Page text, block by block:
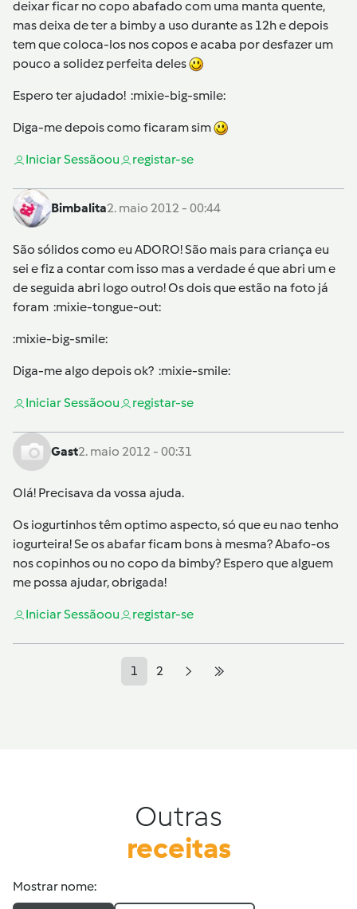
deixar ficar no copo abafado com uma manta quente,
mas deixa de ter a bimby a uso durante as 12h e depois
tem que coloca-los nos copos e acaba por desfazer um
pouco a solidez perfeita deles
Espero ter ajudado! :mixie-big-smile:
Diga-me depois como ficaram sim
Iniciar Sessãoou registar-se
Bimbalita2. maio 2012 - 00:44
São sólidos como eu ADORO! São mais para criança eu
sei e fiz a contar com isso mas a verdade é que abri um e
de seguida abri logo outro! Os dois que estão na foto já
foram :mixie-tongue-out:
:mixie-big-smile:
Diga-me algo depois ok? :mixie-smile:
Iniciar Sessãoou registar-se
Gast2. maio 2012 - 00:31
Olá! Precisava da vossa ajuda.
Os iogurtinhos têm optimo aspecto, só que eu nao tenho
iogurteira! Se os abafar ficam bons à mesma? Abafo-os
nos copinhos ou no copo da bimby? Espero que alguem
me possa ajudar, obrigada!
Iniciar Sessãoou registar-se
1 2
Outras
receitas
Mostrar nome: